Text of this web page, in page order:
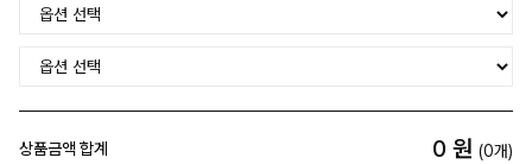
상품금액 합계 0 원 (0개)